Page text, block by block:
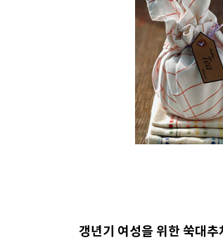
갱년기 여성을 위한 쑥대추